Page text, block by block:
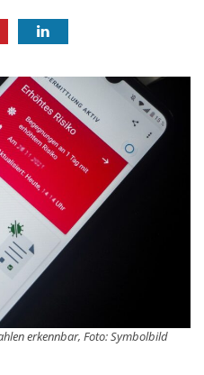
erkennbar, Foto: Symbolbild